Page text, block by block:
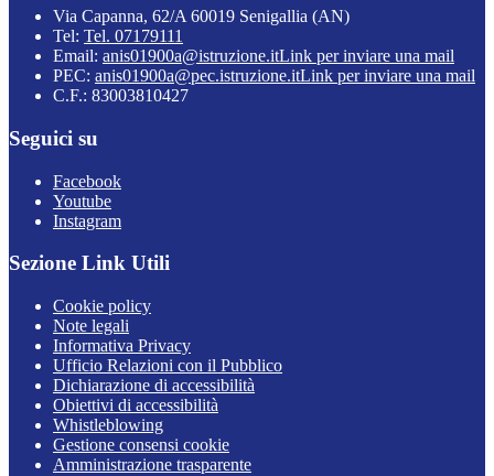
Via Capanna, 62/A 60019 Senigallia (AN)
Tel: Tel. 07179111
Email: anis01900a@istruzione.itLink per inviare una mail
PEC: anis01900a@pec.istruzione.itLink per inviare una mail
C.F.: 83003810427
Seguici su
Facebook
Youtube
Instagram
Sezione Link Utili
Cookie policy
Note legali
Informativa Privacy
Ufficio Relazioni con il Pubblico
Dichiarazione di accessibilità
Obiettivi di accessibilità
Whistleblowing
Gestione consensi cookie
Amministrazione trasparente